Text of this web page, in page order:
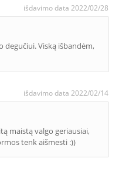
išdavimo data 2022/02/28
degučiui. Viską išbandėm,
išdavimo data 2022/02/14
maistą valgo geriausiai,
tenk aišmesti :))